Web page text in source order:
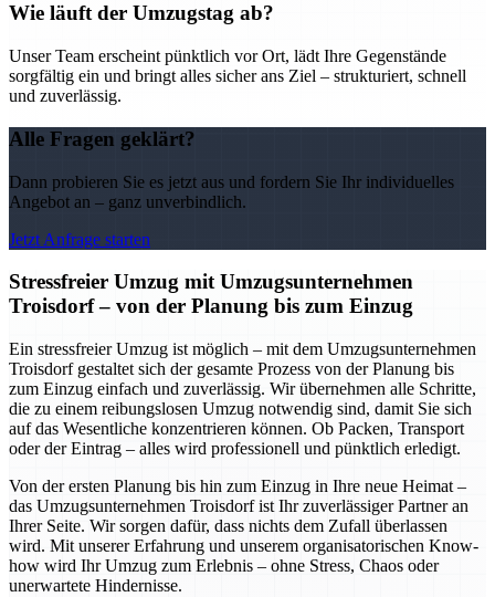
Wie läuft der Umzugstag ab?
Unser Team erscheint pünktlich vor Ort, lädt Ihre Gegenstände
sorgfältig ein und bringt alles sicher ans Ziel – strukturiert, schnell
und zuverlässig.
Alle Fragen geklärt?
Dann probieren Sie es jetzt aus und fordern Sie Ihr individuelles
Angebot an – ganz unverbindlich.
Jetzt Anfrage starten
Stressfreier Umzug mit Umzugsunternehmen
Troisdorf – von der Planung bis zum Einzug
Ein stressfreier Umzug ist möglich – mit dem Umzugsunternehmen
Troisdorf gestaltet sich der gesamte Prozess von der Planung bis
zum Einzug einfach und zuverlässig. Wir übernehmen alle Schritte,
die zu einem reibungslosen Umzug notwendig sind, damit Sie sich
auf das Wesentliche konzentrieren können. Ob Packen, Transport
oder der Eintrag – alles wird professionell und pünktlich erledigt.
Von der ersten Planung bis hin zum Einzug in Ihre neue Heimat –
das Umzugsunternehmen Troisdorf ist Ihr zuverlässiger Partner an
Ihrer Seite. Wir sorgen dafür, dass nichts dem Zufall überlassen
wird. Mit unserer Erfahrung und unserem organisatorischen Know-
how wird Ihr Umzug zum Erlebnis – ohne Stress, Chaos oder
unerwartete Hindernisse.